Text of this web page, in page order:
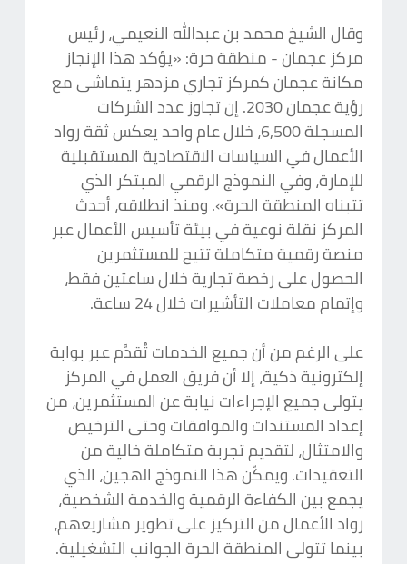
وقال الشيخ محمد بن عبدالله النعيمي، رئيس
مركز عجمان - منطقة حرة: «يؤكد هذا الإنجاز
مكانة عجمان كمركز تجاري مزدهر يتماشى مع
رؤية عجمان 2030. إن تجاوز عدد الشركات
المسجلة 6,500، خلال عام واحد يعكس ثقة رواد
الأعمال في السياسات الاقتصادية المستقبلية
للإمارة، وفي النموذج الرقمي المبتكر الذي
تتبناه المنطقة الحرة». ومنذ انطلاقه، أحدث
المركز نقلة نوعية في بيئة تأسيس الأعمال عبر
منصة رقمية متكاملة تتيح للمستثمرين
الحصول على رخصة تجارية خلال ساعتين فقط،
وإتمام معاملات التأشيرات خلال 24 ساعة.
على الرغم من أن جميع الخدمات تُقدَّم عبر بوابة
إلكترونية ذكية، إلا أن فريق العمل في المركز
يتولى جميع الإجراءات نيابة عن المستثمرين، من
إعداد المستندات والموافقات وحتى الترخيص
والامتثال، لتقديم تجربة متكاملة خالية من
التعقيدات. ويمكّن هذا النموذج الهجين، الذي
يجمع بين الكفاءة الرقمية والخدمة الشخصية،
رواد الأعمال من التركيز على تطوير مشاريعهم،
بينما تتولى المنطقة الحرة الجوانب التشغيلية.